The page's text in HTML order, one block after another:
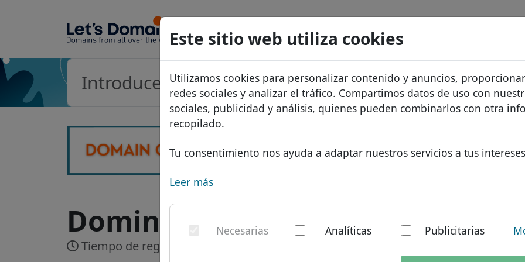
Este sitio web utiliza cookies
Utilizamos cookies para personalizar contenido y anuncios,
redes sociales y analizar el tráfico. Compartimos datos de uso con
sociales, publicidad y análisis, quienes pueden combinarlos con otra
recopilado.
Tu consentimiento nos ayuda a adaptar nuestros servicios a tus
Leer más
Necesarias Analíticas Publicitarias
Dominios
Base de datos de dominios
Dominios africanos
Dominios asiáticos
Dominios europeos
Dominios norteamericanos
Lista de precios
Descuentos
Transferir
Buscar
Protección de ID
Alojamiento DNS
WHOIS
Sobre
¿Por qué
Contacto
.technology Buscar
Dominio .technology - Nuevos
Tiempo de registro: